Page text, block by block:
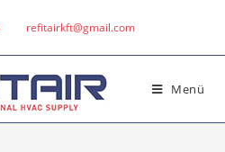
refitairkft@gmail.com
Menü